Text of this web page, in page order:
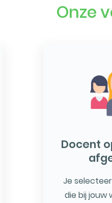
Onze
Docent
Je
die bij jouw